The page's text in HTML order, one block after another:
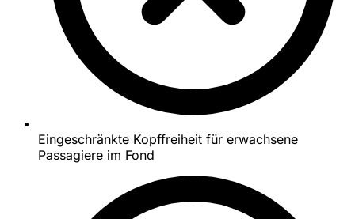
Eingeschränkte Kopffreiheit für erwachsene
Passagiere im Fond